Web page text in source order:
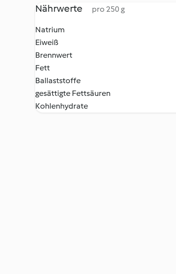
Nährwerte pro 250 g
Natrium
Eiweiß
Brennwert
Fett
Ballaststoffe
gesättigte Fettsäuren
Kohlenhydrate